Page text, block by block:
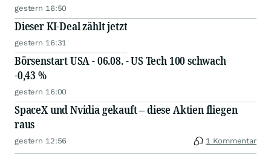
gestern 16:50
Dieser KI-Deal zählt jetzt
gestern 16:31
Börsenstart USA - 06.08. - US Tech 100 schwach
-0,43 %
gestern 16:00
SpaceX und Nvidia gekauft – diese Aktien fliegen
raus
gestern 12:56 1 Kommentar